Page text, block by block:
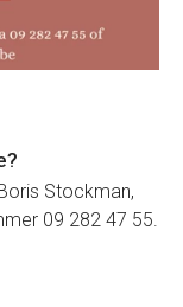
Stockman,
09 282 47 55.